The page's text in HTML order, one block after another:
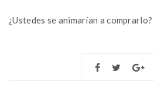
¿Ustedes se animarían a comprarlo?